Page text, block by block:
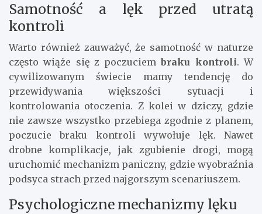
Samotność a lęk przed utratą
kontroli
Warto również zauważyć, że samotność w naturze
często wiąże się z poczuciembraku kontroli. W
cywilizowanym świecie mamy tendencję do
przewidywania większości sytuacji i
kontrolowania otoczenia. Z kolei w dziczy, gdzie
nie zawsze wszystko przebiega zgodnie z planem,
poczucie braku kontroli wywołuje lęk. Nawet
drobne komplikacje, jak zgubienie drogi, mogą
uruchomić mechanizm paniczny, gdzie wyobraźnia
podsyca strach przed najgorszym scenariuszem.
Psychologiczne mechanizmy lęku